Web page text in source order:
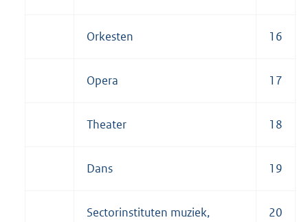
Orkesten 16
Opera 17
Theater 18
Dans 19
Sectorinstituten muziek,
20